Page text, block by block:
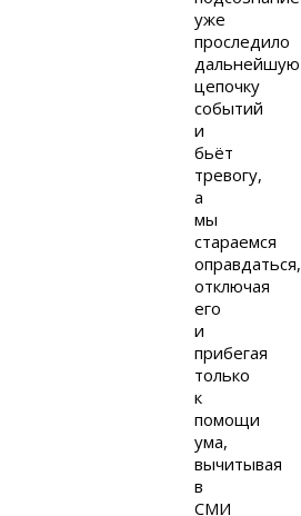
уже
проследило
дальнейшую
цепочку
событий
и
бьёт
тревогу,
а
мы
стараемся
оправдаться,
отключая
его
и
прибегая
только
к
помощи
ума,
вычитывая
в
СМИ